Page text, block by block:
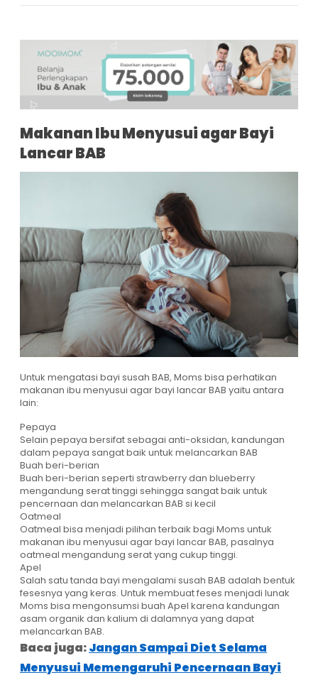
Makanan Ibu Menyusui agar Bayi
Lancar BAB
Untuk mengatasi bayi susah BAB, Moms bisa perhatikan
makanan ibu menyusui agar bayi lancar BAB yaitu antara
lain:
Pepaya
Selain pepaya bersifat sebagai anti-oksidan, kandungan
dalam pepaya sangat baik untuk melancarkan BAB
Buah beri-berian
Buah beri-berian seperti strawberry dan blueberry
mengandung serat tinggi sehingga sangat baik untuk
pencernaan dan melancarkan BAB si kecil
Oatmeal
Oatmeal bisa menjadi pilihan terbaik bagi Moms untuk
makanan ibu menyusui agar bayi lancar BAB, pasalnya
oatmeal mengandung serat yang cukup tinggi.
Apel
Salah satu tanda bayi mengalami susah BAB adalah bentuk
fesesnya yang keras. Untuk membuat feses menjadi lunak
Moms bisa mengonsumsi buah Apel karena kandungan
asam organik dan kalium di dalamnya yang dapat
melancarkan BAB.
Baca juga:Jangan Sampai Diet Selama
Menyusui Memengaruhi Pencernaan Bayi